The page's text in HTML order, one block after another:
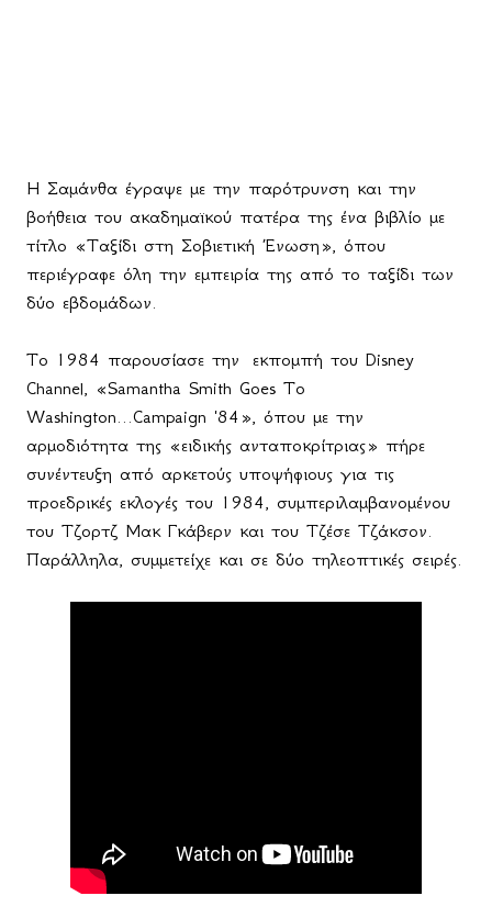
Η Σαμάνθα έγραψε με την παρότρυνση και την
βοήθεια του ακαδημαϊκού πατέρα της ένα βιβλίο με
τίτλο «Ταξίδι στη Σοβιετική Ένωση», όπου
περιέγραφε όλη την εμπειρία της από το ταξίδι των
δύο εβδομάδων.
Το 1984 παρουσίασε την εκπομπή του Disney
Channel, «Samantha Smith Goes To
Washington...Campaign '84», όπου με την
αρμοδιότητα της «ειδικής ανταποκρίτριας» πήρε
συνέντευξη από αρκετούς υποψήφιους για τις
προεδρικές εκλογές του 1984, συμπεριλαμβανομένου
του Τζορτζ Μακ Γκάβερν και του Τζέσε Τζάκσον.
Παράλληλα, συμμετείχε και σε δύο τηλεοπτικές σειρές.